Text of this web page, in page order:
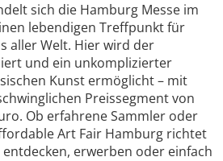
sich die Hamburg Messe im
lebendigen Treffpunkt für
aller Welt. Hier wird der
und ein unkomplizierter
Kunst ermöglicht – mit
Preissegment von
Ob erfahrene Sammler oder
Art Fair Hamburg richtet
erwerben oder einfach